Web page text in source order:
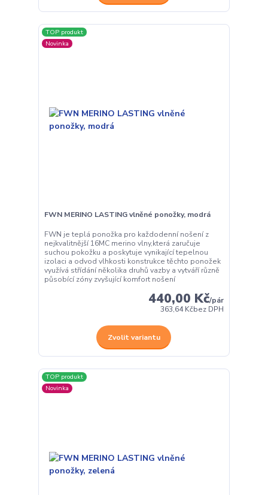
TOP produkt
Novinka
FWN MERINO LASTING vlněné ponožky, modrá
FWN je teplá ponožka pro každodenní nošení z
nejkvalitnější 16MC merino vlny,která zaručuje
suchou pokožku a poskytuje vynikající tepelnou
izolaci a odvod vlhkosti konstrukce těchto ponožek
využívá střídání několika druhů vazby a vytváří různě
působící zóny zvyšující komfort nošení
440,00 Kč/pár
363,64 Kčbez DPH
Zvolit variantu
TOP produkt
Novinka